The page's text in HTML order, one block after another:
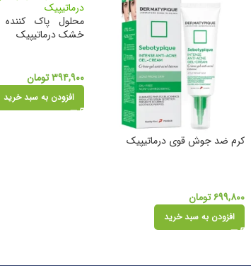
کرم ضد جوش قوی درماتیپیک
۶۹۹,۸۰۰تومان
افزودن به سبد خرید
محلول پاک
خشک درماتیپیک
۳۹۴,۹۰۰تومان
افزودن به سبد خرید